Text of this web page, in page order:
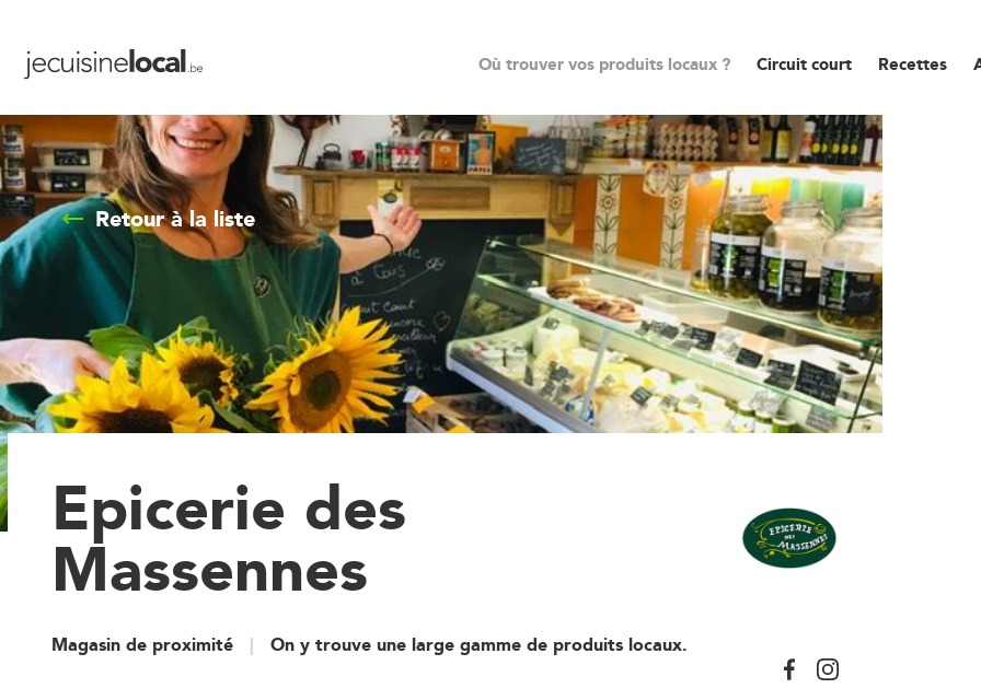
Où trouver vos produits locaux ? Circuit court Recettes
Retour à la liste
Epicerie des
Massennes
Magasin de proximité On y trouve une large gamme de produits locaux.